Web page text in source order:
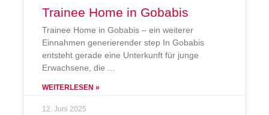
Trainee Home in Gobabis
Trainee Home in Gobabis – ein weiterer
Einnahmen generierender step In Gobabis
entsteht gerade eine Unterkunft für junge
Erwachsene, die
WEITERLESEN »
12. Juni 2025